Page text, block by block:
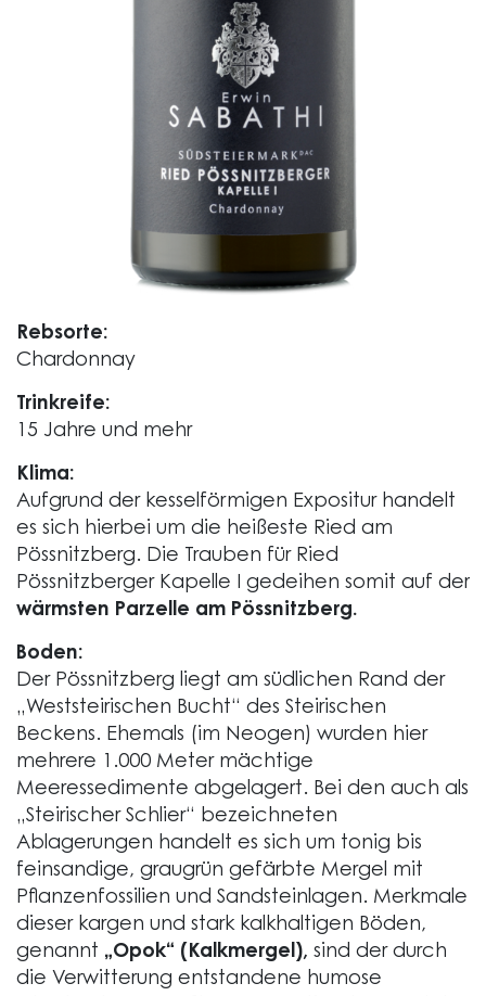
Rebsorte:
Chardonnay
Trinkreife:
15 Jahre und mehr
Klima:
Aufgrund der kesselförmigen Expositur handelt
es sich hierbei um die heißeste Ried am
Pössnitzberg. Die Trauben für Ried
Pössnitzberger Kapelle I gedeihen somit auf der
wärmsten Parzelle am Pössnitzberg.
Boden:
Der Pössnitzberg liegt am südlichen Rand der
„Weststeirischen Bucht“ des Steirischen
Beckens. Ehemals (im Neogen) wurden hier
mehrere 1.000 Meter mächtige
Meeressedimente abgelagert. Bei den auch als
„Steirischer Schlier“ bezeichneten
Ablagerungen handelt es sich um tonig bis
feinsandige, graugrün gefärbte Mergel mit
Pflanzenfossilien und Sandsteinlagen. Merkmale
dieser kargen und stark kalkhaltigen Böden,
genannt „Opok“ (Kalkmergel), sind der durch
die Verwitterung entstandene humose